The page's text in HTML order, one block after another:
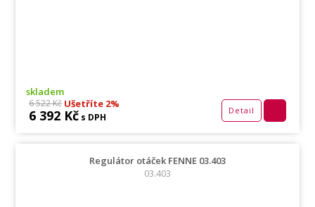
skladem
6 522 KčUšetříte 2%
6 392 Kč s DPH
Detail
Regulátor otáček FENNE 03.403
03.403